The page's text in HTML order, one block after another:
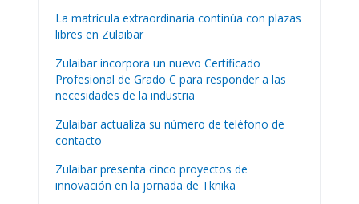
La matrícula extraordinaria continúa con plazas
libres en Zulaibar
Zulaibar incorpora un nuevo Certificado
Profesional de Grado C para responder a las
necesidades de la industria
Zulaibar actualiza su número de teléfono de
contacto
Zulaibar presenta cinco proyectos de
innovación en la jornada de Tknika